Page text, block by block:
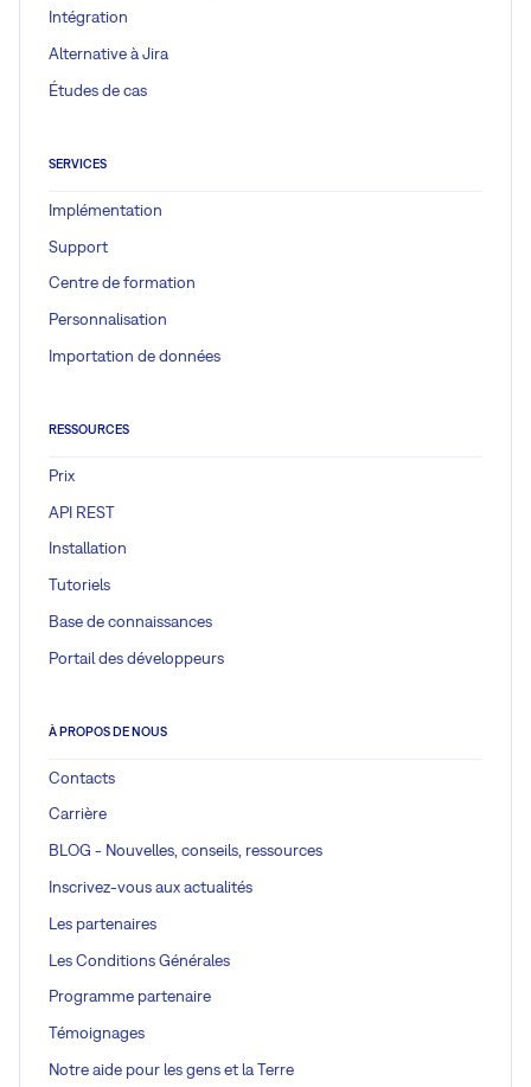
Intégration
Alternative à Jira
Études de cas
SERVICES
Implémentation
Support
Centre de formation
Personnalisation
Importation de données
RESSOURCES
Prix
API REST
Installation
Tutoriels
Base de connaissances
Portail des développeurs
À PROPOS DE NOUS
Contacts
Carrière
BLOG - Nouvelles, conseils, ressources
Inscrivez-vous aux actualités
Les partenaires
Les Conditions Générales
Programme partenaire
Témoignages
Notre aide pour les gens et la Terre